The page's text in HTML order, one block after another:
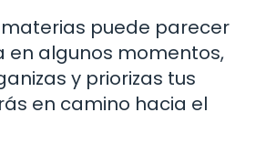
puede parecer
en algunos momentos,
y priorizas tus
en camino hacia el